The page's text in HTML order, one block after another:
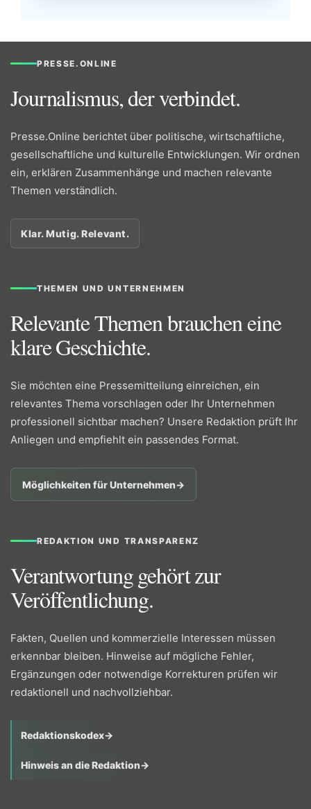
PRESSE.ONLINE
Journalismus, der verbindet.
Presse.Online berichtet über politische, wirtschaftliche,
gesellschaftliche und kulturelle Entwicklungen. Wir ordnen
ein, erklären Zusammenhänge und machen relevante
Themen verständlich.
Klar. Mutig. Relevant.
THEMEN UND UNTERNEHMEN
Relevante Themen brauchen eine
klare Geschichte.
Sie möchten eine Pressemitteilung einreichen, ein
relevantes Thema vorschlagen oder Ihr Unternehmen
professionell sichtbar machen? Unsere Redaktion prüft Ihr
Anliegen und empfiehlt ein passendes Format.
Möglichkeiten für Unternehmen→
REDAKTION UND TRANSPARENZ
Verantwortung gehört zur
Veröffentlichung.
Fakten, Quellen und kommerzielle Interessen müssen
erkennbar bleiben. Hinweise auf mögliche Fehler,
Ergänzungen oder notwendige Korrekturen prüfen wir
redaktionell und nachvollziehbar.
Redaktionskodex→
Hinweis an die Redaktion→